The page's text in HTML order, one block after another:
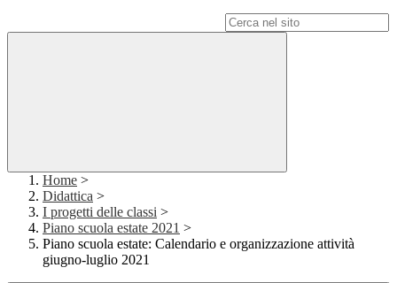
Home >
Didattica >
I progetti delle classi >
Piano scuola estate 2021 >
Piano scuola estate: Calendario e organizzazione attività
giugno-luglio 2021